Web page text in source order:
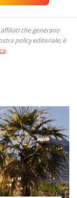
che generano
policy editoriale, è
.